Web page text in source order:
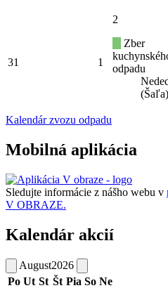
31 1
2
Zber
odpadu
(Šaľa)
Kalendár zvozu odpadu
Mobilná aplikácia
Sledujte informácie z nášho webu v
V OBRAZE.
Kalendár akcií
August2026
Po Ut St Št Pia So Ne